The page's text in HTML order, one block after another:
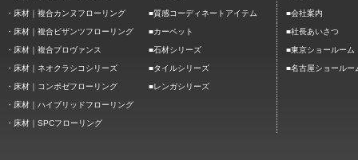
・ 床材｜複合カンヌフローリング ■質感コーディネートアイテム ■会社案内
・ 床材｜複合ビザンツフローリング ■カーペット ■社長あいさつ
・ 床材｜複合プロヴァンス ■石材シリーズ ■東京ショールーム
・ 床材｜ネオクラシコシリーズ ■タイルシリーズ ■名古屋ショールー
・ 床材｜コンポゼフローリング ■レンガシリーズ
・ 床材｜ハイブリッドフローリング
・ 床材｜SPCフローリング